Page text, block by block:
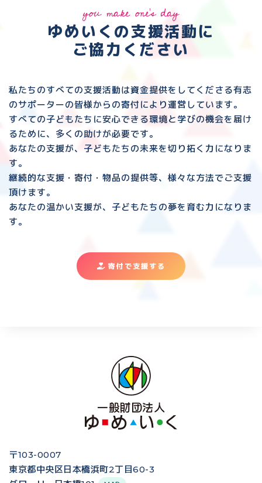
you make one's day
ゆめいくの支援活動に
ご協力ください
私たちのすべての支援活動は資金提供をしてくださる有志
のサポーターの皆様からの寄付により運営しています。
すべての子どもたちに安心できる環境と 学びの機会を届け
るために、多くの助けが必要です。
あなたの支援が、子どもたちの未来を切り拓く力になりま
す。
継続的な支援・寄付・物品の提供等、様々な方法でご支援
頂けます。
あなたの温かい支援が、子どもたちの夢を育む力になりま
す。
寄付で支援する
〒103-0007
東京都中央区日本橋浜町2丁目60-3